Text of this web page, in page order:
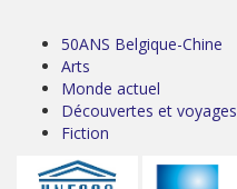
50ANS Belgique-Chine
Arts
Monde actuel
Découvertes et voyages
Fiction